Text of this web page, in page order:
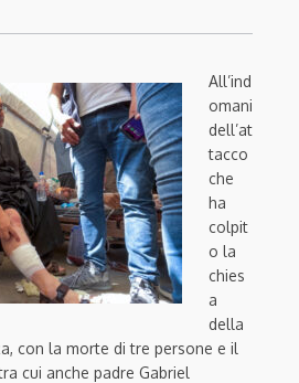
All’ind
omani
dell’at
tacco
che
ha
colpit
o la
chies
a
della
con la morte di tre persone e il
cui anche padre Gabriel